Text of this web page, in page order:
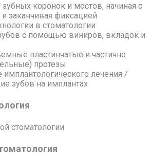
коронок и мостов, начиная с
заканчивая фиксацией
в стоматологии
с помощью виниров, вкладок и
пластинчатые и частично
протезы
лечения /
зубов на имплантах
стоматологии